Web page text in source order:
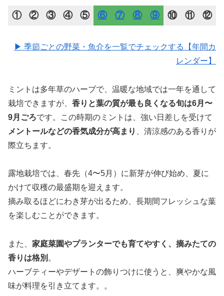
① ② ③ ④ ⑤ ⑥ ⑦ ⑧ ⑨ ⑩ ⑪ ⑫
▶ 季節ごとの野菜・魚介を一覧でチェックする【年間カ
レンダー】
ミントは多年草のハーブで、温暖な地域では一年を通して
栽培できますが、 香りと葉の質が最も良くなる旬は6月〜
9月ごろです。この時期のミントは、強い日差しを受けて
メントールなどの香気成分が高まり
、清涼感のある香りが
際立ちます。
露地栽培では、春先（4〜5月）に新芽が伸び始め、夏に
かけて収穫の最盛期を迎えます。
摘み取るほどにわき芽が出るため、長期間フレッシュな葉
を楽しむことができます。
また、 家庭菜園やプランターでも育てやすく、摘みたての
香りは格別 。
ハーブティーやデザートの飾りつけに使うと、爽やかな風
味が料理を引き立てます。。